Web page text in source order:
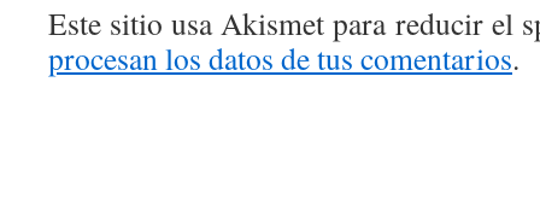
Este sitio usa Akismet para reducir el
procesan los datos de tus comentarios.